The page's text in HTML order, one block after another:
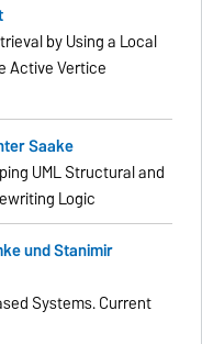
by Using a Local
Active Vertice
Saake
UML Structural and
Logic
und Stanimir
Systems.Current